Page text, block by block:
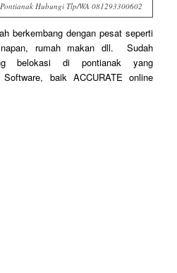
Hubungi Tlp/WA 081293300602
berkembang dengan pesat seperti
rumah makan dll. Sudah
belokasi di pontianak yang
Software, baik ACCURATE online